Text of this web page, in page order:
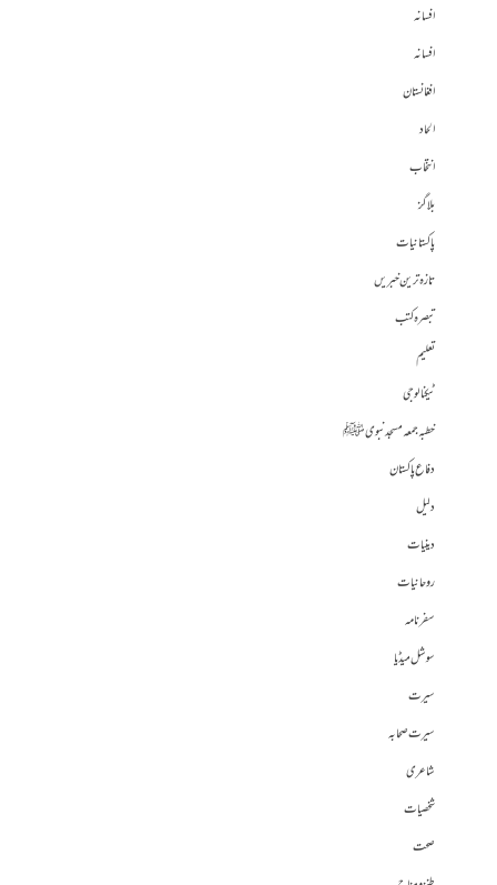
افسانہ
افسانہ
افغانستان
الحاد
انتخاب
بلاگز
پاکستانیات
تازہ ترین خبریں
تبصرہ کتب
تعلیم
ٹیکنالوجی
خطبہ جمعہ مسجد نبوی ﷺ
دفاع پاکستان
دلیل
دینیات
روحانیات
سفرنامہ
سوشل میڈیا
سیرت
سیرت صحابہ
شاعری
شخصیات
صحت